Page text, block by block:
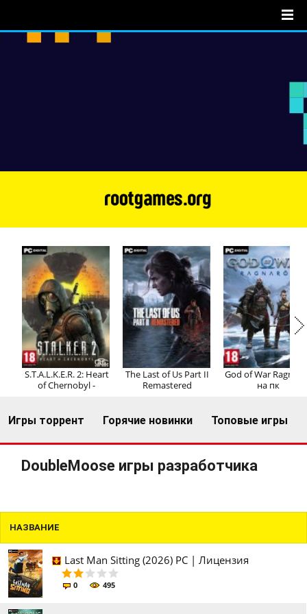
Регистрация Вход
S.T.A.L.K.E.R. 2: Heart
of Chernobyl -
The Last of Us Part II
Remastered
God of War
на пк
Игры торрент Горячие новинки Топовые игры
DoubleMoose игры разработчика
НАЗВАНИЕ
Last Man Sitting (2026) PC | Лицензия
0 495